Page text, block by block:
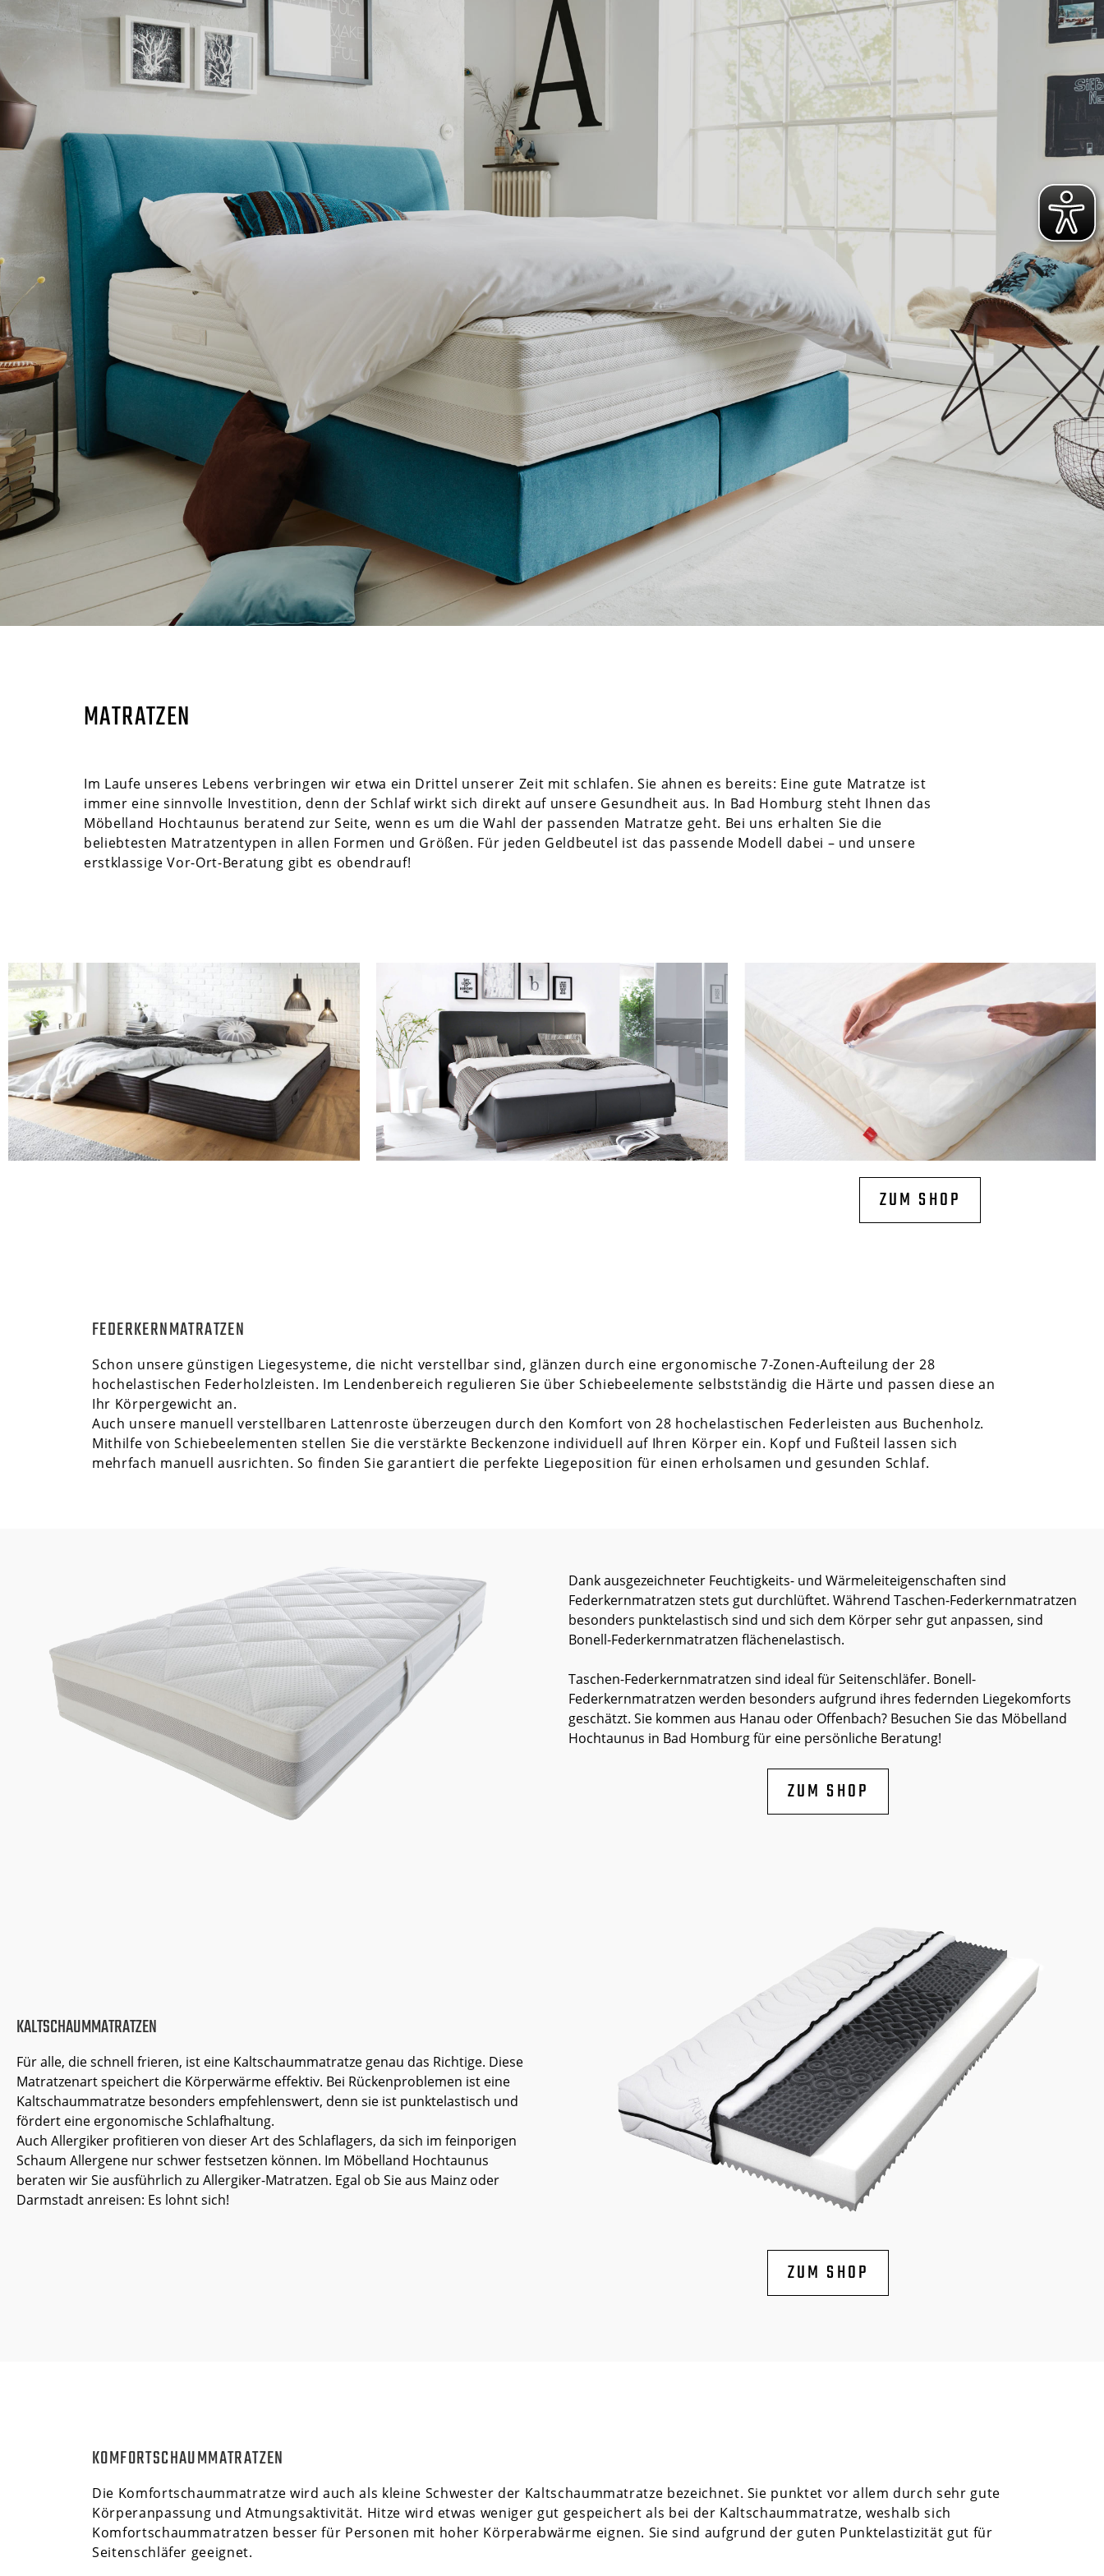
MATRATZEN
Im Laufe unseres Lebens verbringen wir etwa ein Drittel unserer Zeit mit schlafen. Sie ahnen es bereits: Eine gute Matratze ist
immer eine sinnvolle Investition, denn der Schlaf wirkt sich direkt auf unsere Gesundheit aus. In Bad Homburg steht Ihnen das
Möbelland Hochtaunus beratend zur Seite, wenn es um die Wahl der passenden Matratze geht. Bei uns erhalten Sie die
beliebtesten Matratzentypen in allen Formen und Größen. Für jeden Geldbeutel ist das passende Modell dabei – und unsere
erstklassigeVor-Ort-Beratung gibt es obendrauf!
ZUM SHOP
FEDERKERNMATRATZEN
Schon unsere günstigen Liegesysteme, die nicht verstellbar sind, glänzen durch eine ergonomische7-Zonen-Aufteilung der28
hochelastischen Federholzleisten. Im Lendenbereich regulieren Sie über Schiebeelemente selbstständig die Härte und passen diese an
Ihr Körpergewicht an.
Auch unsere manuell verstellbaren Lattenroste überzeugen durch den Komfort von 28 hochelastischen Federleisten aus Buchenholz.
Mithilfe von Schiebeelementen stellen Sie die verstärkte Beckenzone individuell auf Ihren Körper ein. Kopf und Fußteil lassen sich
mehrfach manuell ausrichten. So finden Sie garantiert die perfekte Liegeposition für einen erholsamen und gesunden Schlaf.
Dank ausgezeichneter Feuchtigkeits- und Wärmeleiteigenschaften sind
Federkernmatratzen stets gut durchlüftet. Während Taschen-Federkernmatratzen
besonders punktelastisch sind und sich dem Körper sehr gut anpassen, sind
Bonell-Federkernmatratzen flächenelastisch.
Taschen-Federkernmatratzen sind ideal für Seitenschläfer. Bonell-
Federkernmatratzen werden besonders aufgrund ihres federnden Liegekomforts
geschätzt. Sie kommen aus Hanau oder Offenbach? Besuchen Sie das Möbelland
Hochtaunus in Bad Homburg für eine persönliche Beratung!
ZUM SHOP
KALTSCHAUMMATRATZEN
Für alle, die schnell frieren, ist eine Kaltschaummatratze genau das Richtige. Diese
Matratzenart speichert die Körperwärme effektiv. Bei Rückenproblemen ist eine
Kaltschaummatratze besonders empfehlenswert, denn sie ist punktelastisch und
fördert eine ergonomische Schlafhaltung.
Auch Allergiker profitieren von dieser Art des Schlaflagers, da sich im feinporigen
Schaum Allergene nur schwer festsetzen können. Im Möbelland Hochtaunus
beraten wir Sie ausführlich zu Allergiker-Matratzen. Egal ob Sie aus Mainz oder
Darmstadt anreisen: Es lohnt sich!
ZUM SHOP
KOMFORTSCHAUMMATRATZEN
Die Komfortschaummatratze wird auch als kleine Schwester der Kaltschaummatratze bezeichnet. Sie punktet vor allem durch sehr gute
Körperanpassung und Atmungsaktivität. Hitze wird etwas weniger gut gespeichert als bei der Kaltschaummatratze, weshalb sich
Komfortschaummatratzen besser für Personen mit hoher Körperabwärme eignen. Sie sind aufgrund der guten Punktelastizität gut für
Seitenschläfer geeignet.